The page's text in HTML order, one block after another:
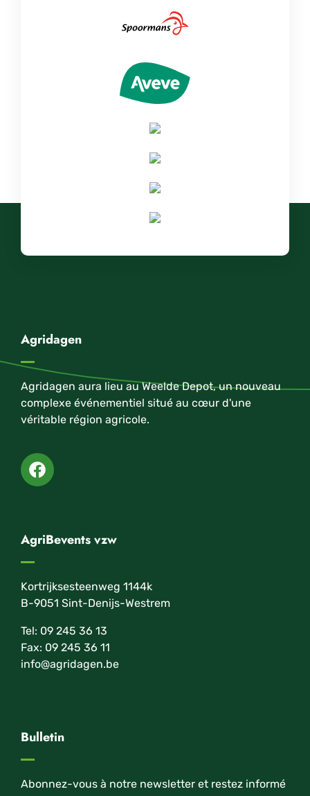
Agridagen
Agridagen aura lieu au Weelde Depot, un nouveau
complexe événementiel situé au cœur d'une
véritable région agricole.
AgriBevents vzw
Kortrijksesteenweg 1144k
B-9051 Sint-Denijs-Westrem
Tel: 09 245 36 13
Fax: 09 245 36 11
info@agridagen.be
Bulletin
Abonnez-vous à notre newsletter et restez informé